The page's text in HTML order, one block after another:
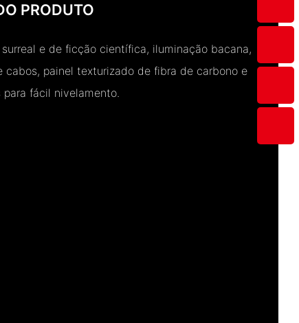
PRODUTO
e de ficção científica, iluminação bacana,
cabos, painel texturizado de fibra de carbono e
fácil nivelamento.